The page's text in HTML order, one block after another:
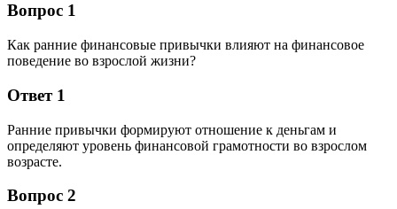
Вопрос 1
Как ранние финансовые привычки влияют на финансовое
поведение во взрослой жизни?
Ответ 1
Ранние привычки формируют отношение к деньгам и
определяют уровень финансовой грамотности во взрослом
возрасте.
Вопрос 2